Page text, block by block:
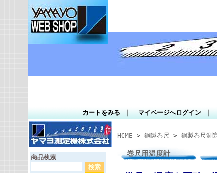
カートをみる マイページへログイン
商品検索
HOME > 鋼製巻尺 > 鋼製巻尺測
巻尺用温度計